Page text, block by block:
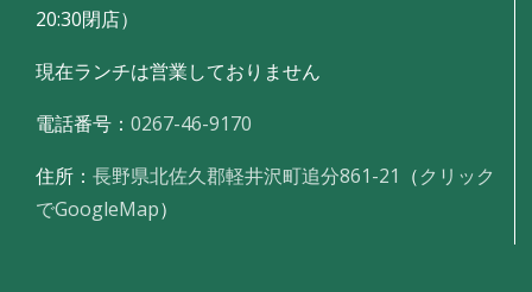
20:30閉店）
現在ランチは営業しておりません
電話番号： 0267-46-9170
住所： 長野県北佐久郡軽井沢町追分861-21 （クリック
でGoogleMap）